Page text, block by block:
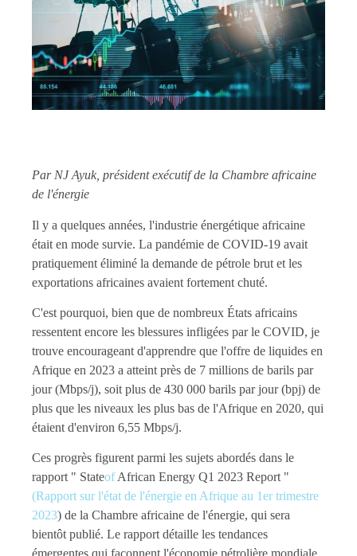
Par NJ Ayuk, président exécutif de la Chambre africaine
de l'énergie
Il y a quelques années, l'industrie énergétique africaine
était en mode survie. La pandémie de COVID-19 avait
pratiquement éliminé la demande de pétrole brut et les
exportations africaines avaient fortement chuté.
C'est pourquoi, bien que de nombreux États africains
ressentent encore les blessures infligées par le COVID, je
trouve encourageant d'apprendre que l'offre de liquides en
Afrique en 2023 a atteint près de 7 millions de barils par
jour (Mbps/j), soit plus de 430 000 barils par jour (bpj) de
plus que les niveaux les plus bas de l'Afrique en 2020, qui
étaient d'environ 6,55 Mbps/j.
Ces progrès figurent parmi les sujets abordés dans le
rapport " StateofAfrican Energy Q1 2023 Report "
(Rapport sur l'état de l'énergie en Afrique au 1er trimestre
2023) de la Chambre africaine de l'énergie, qui sera
bientôt publié. Le rapport détaille les tendances